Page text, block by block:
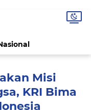
Misi
KRI Bima